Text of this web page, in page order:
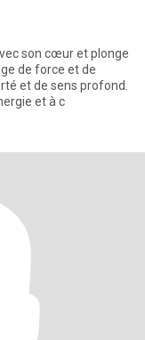
son cœur et plonge
de force et de
et de sens profond.
et à c